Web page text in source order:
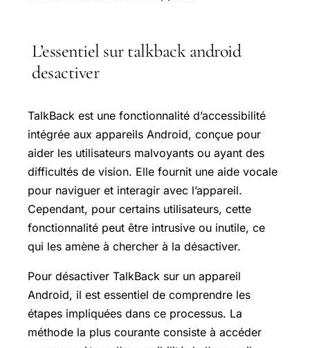
L’essentiel sur talkback android
desactiver
TalkBack est une fonctionnalité d’accessibilité
intégrée aux appareils Android, conçue pour
aider les utilisateurs malvoyants ou ayant des
difficultés de vision. Elle fournit une aide vocale
pour naviguer et interagir avec l’appareil.
Cependant, pour certains utilisateurs, cette
fonctionnalité peut être intrusive ou inutile, ce
qui les amène à chercher à la désactiver.
Pour désactiver TalkBack sur un appareil
Android, il est essentiel de comprendre les
étapes impliquées dans ce processus. La
méthode la plus courante consiste à accéder